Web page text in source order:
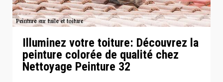
Illuminez votre toiture: Découvrez la
peinture colorée de qualité chez
Nettoyage Peinture 32